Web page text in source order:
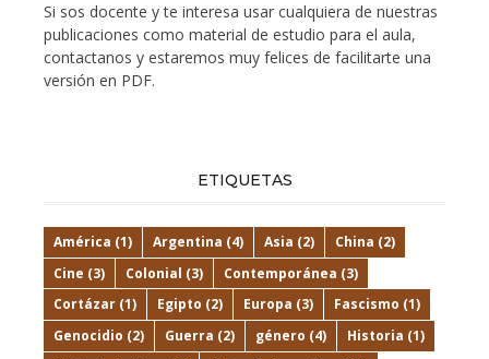
Si sos docente y te interesa usar cualquiera de nuestras
publicaciones como material de estudio para el aula,
contactanos y estaremos muy felices de facilitarte una
versión en PDF.
ETIQUETAS
América (1) Argentina (4) Asia (2) China (2)
Cine (3) Colonial (3) Contemporánea (3)
Cortázar (1) Egipto (2) Europa (3) Fascismo (1)
Genocidio (2) Guerra (2) género (4) Historia (1)